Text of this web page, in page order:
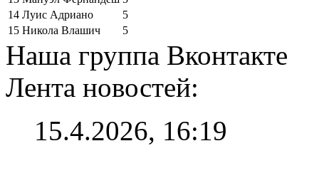
14 Луис Адриано
5
15 Никола Влашич 5
Наша группа Вконтакте
Лента новостей:
15.4.2026, 16:19